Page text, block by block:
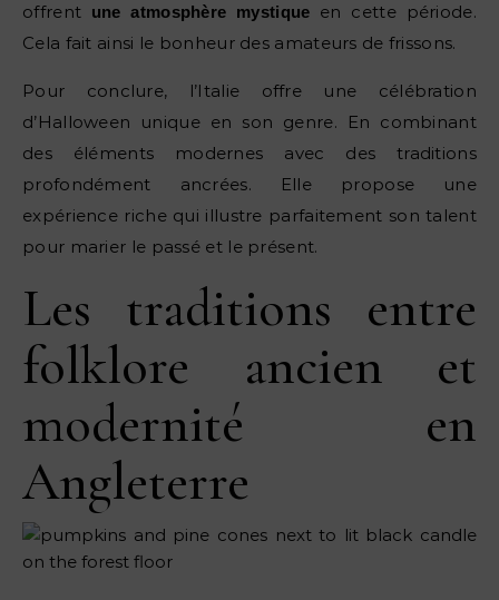
offrent une atmosphère mystique en cette période.
Cela fait ainsi le bonheur des amateurs de frissons.
Pour conclure, l’Italie offre une célébration
d’Halloween unique en son genre. En combinant
des éléments modernes avec des traditions
profondément ancrées. Elle propose une
expérience riche qui illustre parfaitement son talent
pour marier le passé et le présent.
Les traditions entre
folklore ancien et
modernité en
Angleterre